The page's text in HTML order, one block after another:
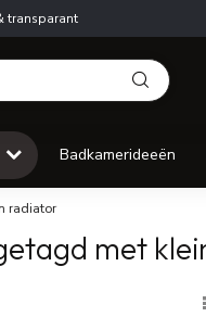
transparant
Badkamerideeën
radiator
met